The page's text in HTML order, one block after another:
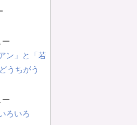
ー
ン」と「若
うちがう
ー
ろいろ